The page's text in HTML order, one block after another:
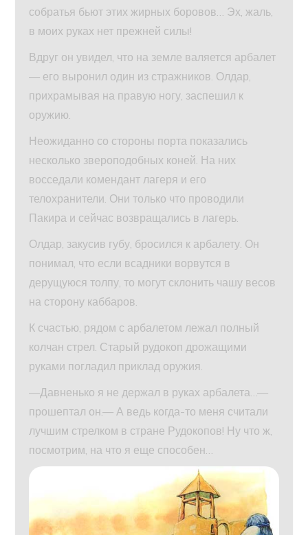
собратья бьют этих жирных боровов… Эх, жаль,
в моих руках нет прежней силы!
Вдруг он увидел, что на земле валяется арбалет
— его выронил один из стражников. Олдар,
прихрамывая на правую ногу, заспешил к
оружию.
Неожиданно со стороны порта показались
несколько звероподобных коней. На них
восседали комендант лагеря и его
телохранители. Они только что проводили
Пакира и сейчас возвращались в лагерь.
Олдар, закусив губу, бросился к арбалету. Он
понимал, что если всадники ворвутся в
дерущуюся толпу, то могут склонить чашу весов
на сторону каббаров.
К счастью, рядом с арбалетом лежал полный
колчан стрел. Старый рудокоп дрожащими
руками погладил приклад оружия.
—Давненько я не держал в руках арбалета…—
прошептал он.— А ведь когда-то меня считали
лучшим стрелком в стране Рудокопов! Ну что ж,
посмотрим, на что я еще способен…